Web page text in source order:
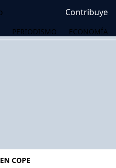
Contribuye
PERIODISMO ECONOMÍA
COPE